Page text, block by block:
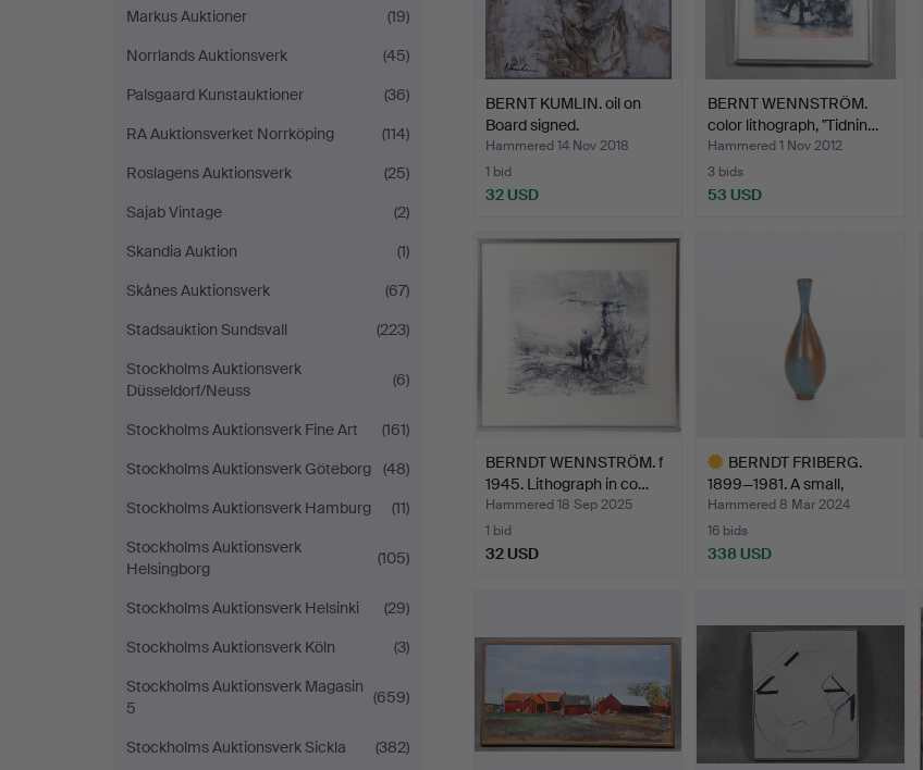
Markus Auktioner
(19)
Norrlands Auktionsverk
(45)
Palsgaard Kunstauktioner
(36)
RA Auktionsverket Norrköping
(114)
Roslagens Auktionsverk
(25)
Sajab Vintage
(2)
Skandia Auktion
(1)
Skånes Auktionsverk
(67)
Stadsauktion Sundsvall
(223)
Stockholms Auktionsverk
Düsseldorf/Neuss
(6)
Stockholms Auktionsverk Fine Art
(161)
Stockholms Auktionsverk Göteborg
(48)
Stockholms Auktionsverk Hamburg
(11)
Stockholms Auktionsverk
Helsingborg
(105)
Stockholms Auktionsverk Helsinki
(29)
Stockholms Auktionsverk Köln
(3)
Stockholms Auktionsverk Magasin
5
(659)
Stockholms Auktionsverk Sickla
(382)
BERNT KUMLIN. oil on
Board signed.
Hammered 14 Nov 2018
1 bid
32 USD
BERNT WENNSTRÖM.
color lithograph, "Tidnin…
Hammered 1 Nov 2012
3 bids
53 USD
BERNDT WENNSTRÖM. f
1945. Lithograph in co…
Hammered 18 Sep 2025
1 bid
32 USD
BERNDT FRIBERG.
1899—1981. A small,
glazed…
Hammered 8 Mar 2024
16 bids
338 USD